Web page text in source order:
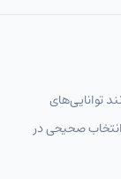
توانایی‌های
صحیحی در